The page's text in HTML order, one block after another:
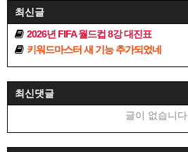
최신글
2026년 FIFA 월드컵 8강 대진표
키워드마스터 새 기능 추가되었네
최신댓글
글이 없습니다.